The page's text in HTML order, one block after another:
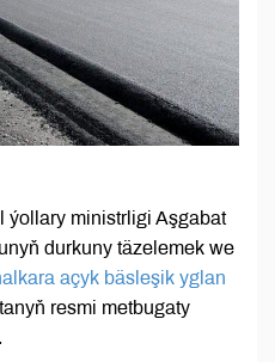
ýollary ministrligi Aşgabat
durkuny täzelemek we
açyk bäsleşik yglan
resmi metbugaty